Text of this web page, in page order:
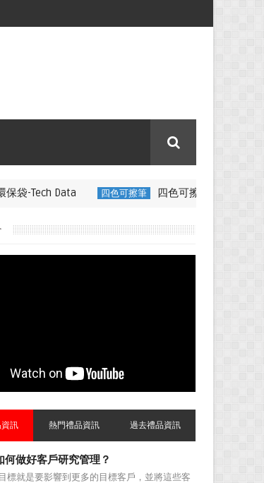
四色可擦筆 四色可擦筆-百通電纜
訊 熱門禮品資訊 過去禮品資訊
何做好客戶研究管理？
標就是要影響到更多的目標客戶，並將這些客